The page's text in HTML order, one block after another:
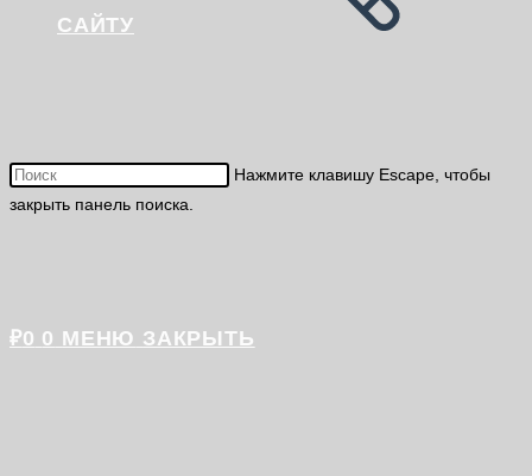
САЙТУ
Нажмите клавишу Escape, чтобы
закрыть панель поиска.
₽0 0 МЕНЮ ЗАКРЫТЬ